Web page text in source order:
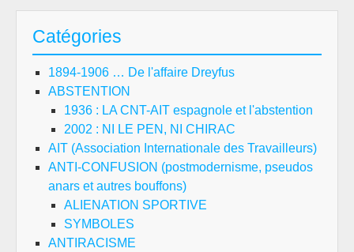
Catégories
1894-1906 … De l'affaire Dreyfus
ABSTENTION
1936 : LA CNT-AIT espagnole et l'abstention
2002 : NI LE PEN, NI CHIRAC
AIT (Association Internationale des Travailleurs)
ANTI-CONFUSION (postmodernisme, pseudos
anars et autres bouffons)
ALIENATION SPORTIVE
SYMBOLES
ANTIRACISME